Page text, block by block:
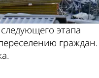
этапа
граждан.